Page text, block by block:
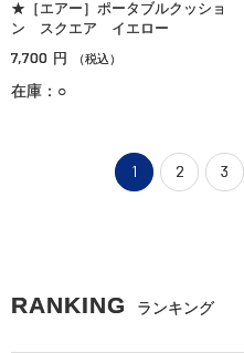
★［エアー］ポータブルクッショ
ン スクエア イエロー
7,700 円 （税込）
在庫：○
1 2 3
RANKING ランキング